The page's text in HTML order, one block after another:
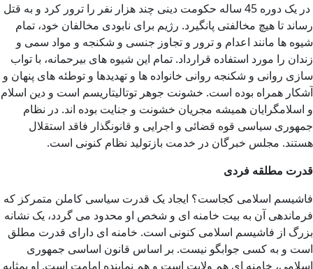
در یک دوره 45 ساله حکومت دینی چند هزار نفر را ترور کرد و به قتل
رساند تا هیچ مخالفتی پانگیرد. رژیم برای نابودی مخالفان خود، تمام
شیوه ها مانند اعدام و ترور و تجاوز جنسی و شکنجه و مواد سمی و
زندان را مورد استفاده قرارداد. تمام این شیوه های بیرحمانه، با تواب
سازی روانی و شکنجه روانی خانواده ها و تهدیدها و توطئه های پنهان و
آشکار همراه بوده است. خشونت جوهر توتالیتاریسم است و دین اسلام
و اسلامگرایان همیشه مجریان خشونت و جنایت بوده اند. در نظام
جمهوری سیاسی قوه قضائی و اجرایی و قانونگذار فاقد استقلال
هستند. مجلس خبرگان در خدمت بازتولید نظام کنونی است.
قدرت مطلقه فردی
فاشیسم اسلامی کجاست؟ ایجاد یک قدرت سیاسی کاملن متمرکز که
فرماندهی آن به بیت خامنه ای و شخص او محدود می گردد، یک نشانه
بزرگ از فاشیسم اسلامی کنونی است. خامنه ای دارای قدرت مطلق
است و به کسی جوابگو نیست. بر اساس قانون اساسی جمهوری
اسلامی، خامنه ای هم ولایت است و هم نماینده امامت است. او بمثابه